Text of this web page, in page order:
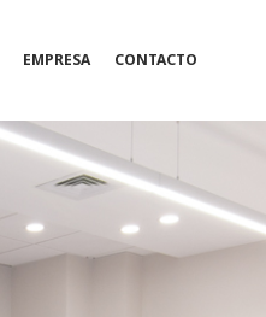
EMPRESA CONTACTO